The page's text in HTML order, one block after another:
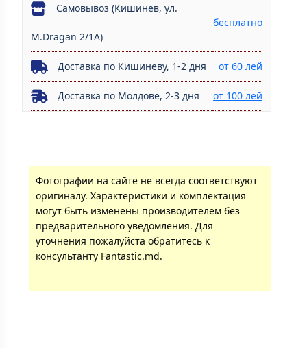
Самовывоз (Кишинев, ул.
M.Dragan 2/1A)
бесплатно
Доставка по Кишиневу, 1-2 дня от 60 лей
Доставка по Молдове, 2-3 дня от 100 лей
Фотографии на сайте не всегда соответствуют
оригиналу. Характеристики и комплектация
могут быть изменены производителем без
предварительного уведомления. Для
уточнения пожалуйста обратитесь к
консультанту Fantastic.md.